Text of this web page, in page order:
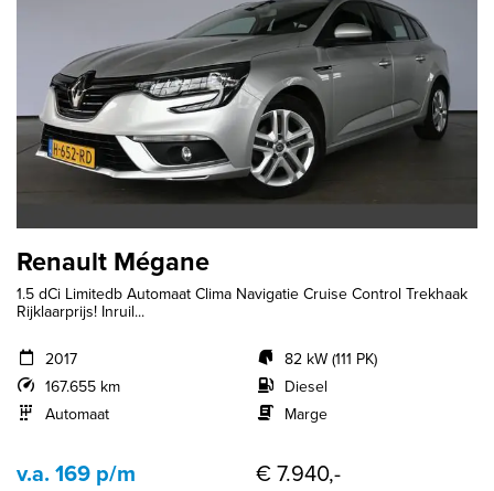
Renault Mégane
1.5 dCi Limitedb Automaat Clima Navigatie Cruise Control Trekhaak
Rijklaarprijs! Inruil...
2017
167.655 km
Automaat
82 kW (111 PK)
Diesel
Marge
v.a. 169 p/m € 7.940,-